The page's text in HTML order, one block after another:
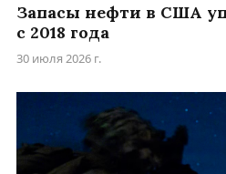
Запасы нефти в США
с 2018 года
30 июля 2026 г.